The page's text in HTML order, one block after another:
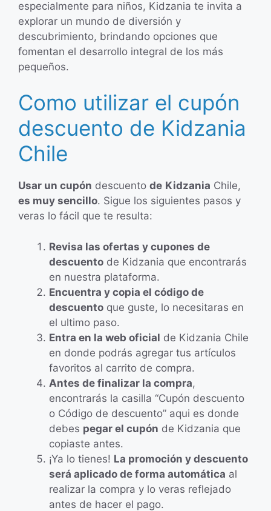
especialmente para niños, Kidzania te invita a
explorar un mundo de diversión y
descubrimiento, brindando opciones que
fomentan el desarrollo integral de los más
pequeños.
Como utilizar el cupón
descuento de Kidzania
Chile
Usar un cupón descuento de Kidzania Chile,
es muy sencillo. Sigue los siguientes pasos y
veras lo fácil que te resulta:
Revisa las ofertas y cupones de
descuento de Kidzania que encontrarás
en nuestra plataforma.
Encuentra y copia el código de
descuento que guste, lo necesitaras en
el ultimo paso.
Entra en la web oficial de Kidzania Chile
en donde podrás agregar tus artículos
favoritos al carrito de compra.
Antes de finalizar la compra,
encontrarás la casilla “Cupón descuento
o Código de descuento” aqui es donde
debes pegar el cupón de Kidzania que
copiaste antes.
¡Ya lo tienes! La promoción y descuento
será aplicado de forma automática al
realizar la compra y lo veras reflejado
antes de hacer el pago.